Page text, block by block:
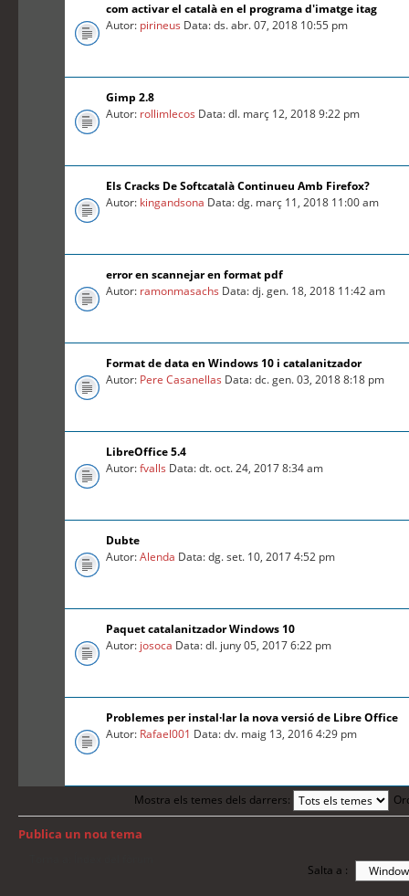
com activar el català en el programa d'imatge itag
Autor: pirineus Data: ds. abr. 07, 2018 10:55 pm
Gimp 2.8
Autor: rollimlecos Data: dl. març 12, 2018 9:22 pm
Els Cracks De Softcatalà Continueu Amb Firefox?
Autor: kingandsona Data: dg. març 11, 2018 11:00 am
error en scannejar en format pdf
Autor: ramonmasachs Data: dj. gen. 18, 2018 11:42 am
Format de data en Windows 10 i catalanitzador
Autor: Pere Casanellas Data: dc. gen. 03, 2018 8:18 pm
LibreOffice 5.4
Autor:fvalls Data: dt. oct. 24, 2017 8:34 am
Dubte
Autor:Alenda Data: dg. set. 10, 2017 4:52 pm
Paquet catalanitzador Windows 10
Autor: josoca Data: dl. juny 05, 2017 6:22 pm
Problemes per instal·lar la nova versió de Libre Office
Autor: Rafael001 Data: dv. maig 13, 2016 4:29 pm
Mostra els temes dels darrers:
Publica un nou tema
Salta a :